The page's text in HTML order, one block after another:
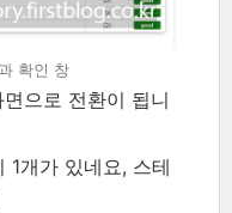
확인 창
으로 전환이 됩니
1개가 있네요, 스테